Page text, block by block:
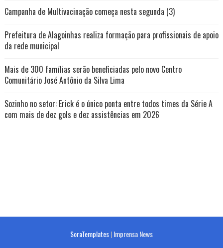
Campanha de Multivacinação começa nesta segunda (3)
Prefeitura de Alagoinhas realiza formação para profissionais de apoio
da rede municipal
Mais de 300 famílias serão beneficiadas pelo novo Centro
Comunitário José Antônio da Silva Lima
Sozinho no setor: Erick é o único ponta entre todos times da Série A
com mais de dez gols e dez assistências em 2026
SoraTemplates|Imprensa News